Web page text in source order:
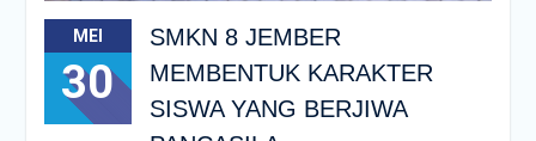
MEI
30
SMKN 8 JEMBER
MEMBENTUK KARAKTER
SISWA YANG BERJIWA